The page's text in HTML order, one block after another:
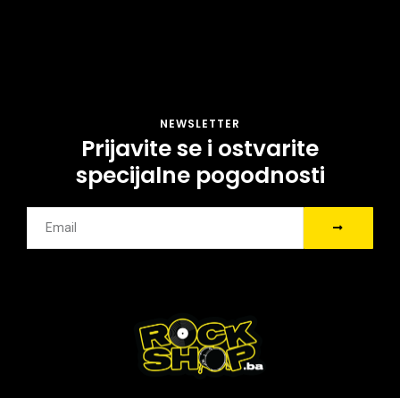
NEWSLETTER
Prijavite se i ostvarite
specijalne pogodnosti